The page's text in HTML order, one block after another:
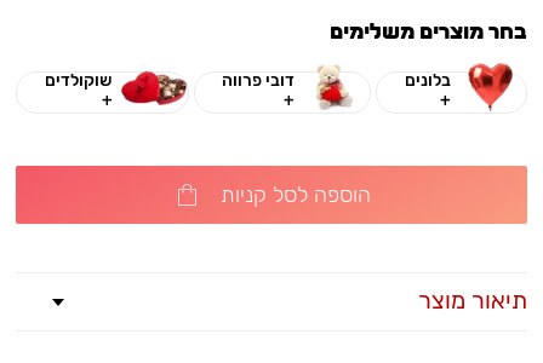
בחר מוצרים משלימים
בלונים
+
דובי פרווה
+
שוקולדים
+
הוספה לסל קניות
תיאור מוצר